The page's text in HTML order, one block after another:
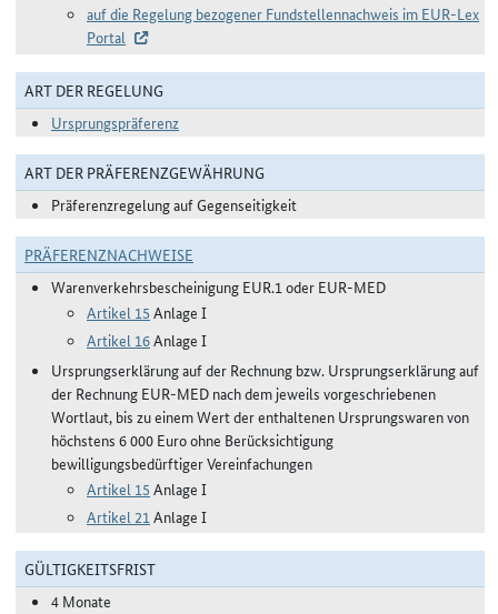
auf die Regelung bezogener Fundstellennachweis im EUR-Lex
Portal
ART DER REGELUNG
Ursprungspräferenz
ART DER PRÄFERENZGEWÄHRUNG
Präferenzregelung auf Gegenseitigkeit
PRÄFERENZNACHWEISE
Warenverkehrsbescheinigung EUR.1 oder EUR-MED
Artikel 15 Anlage I
Artikel 16Anlage I
Ursprungserklärung auf der Rechnung bzw. Ursprungserklärung auf
der Rechnung EUR-MED nach dem jeweils vorgeschriebenen
Wortlaut, bis zu einem Wert der enthaltenen Ursprungswaren von
höchstens 6 000 Euro ohne Berücksichtigung
bewilligungsbedürftiger Vereinfachungen
Artikel 15 Anlage I
Artikel 21Anlage I
GÜLTIGKEITSFRIST
4 Monate